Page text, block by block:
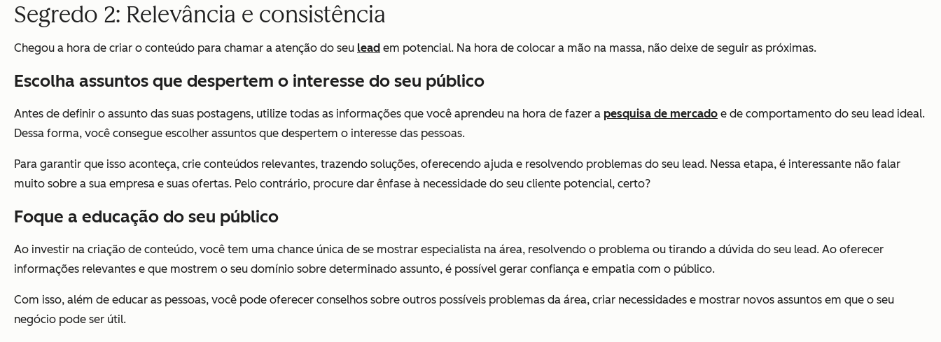
Segredo 2: Relevância e consistência
Chegou a hora de criar o conteúdo para chamar a atenção do seu lead em potencial. Na hora de colocar a mão na massa, não deixe de seguir as próximas.
Escolha assuntos que despertem o interesse do seu público
Antes de definir o assunto das suas postagens, utilize todas as informações que você aprendeu na hora de fazer a pesquisa de mercado e de comportamento do seu lead ideal.
Dessa forma, você consegue escolher assuntos que despertem o interesse das pessoas.
Para garantir que isso aconteça, crie conteúdos relevantes, trazendo soluções, oferecendo ajuda e resolvendo problemas do seu lead. Nessa etapa, é interessante não falar
muito sobre a sua empresa e suas ofertas. Pelo contrário, procure dar ênfase à necessidade do seu cliente potencial, certo?
Foque a educação do seu público
Ao investir na criação de conteúdo, você tem uma chance única de se mostrar especialista na área, resolvendo o problema ou tirando a dúvida do seu lead. Ao oferecer
informações relevantes e que mostrem o seu domínio sobre determinado assunto, é possível gerar confiança e empatia com o público.
Com isso, além de educar as pessoas, você pode oferecer conselhos sobre outros possíveis problemas da área, criar necessidades e mostrar novos assuntos em que o seu
negócio pode ser útil.